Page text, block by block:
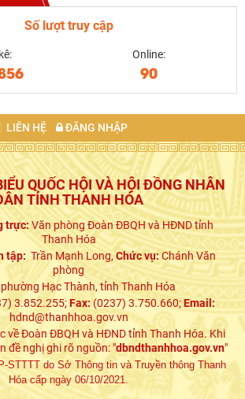
Số lượt truy cập
Online:
90
LIÊN HỆ ĐĂNG NHẬP
QUỐC HỘI VÀ HỘI ĐỒNG NHÂN
TỈNH THANH HÓA
trực:Văn phòng Đoàn ĐBQH và HĐND tỉnh
Thanh Hóa
tập: Trần Mạnh Long,Chức vụ:Chánh Văn
phòng
phường Hạc Thành, tỉnh Thanh Hóa
3.852.255;Fax:(0237) 3.750.660;Email:
hdnd@thanhhoa.gov.vn
về Đoàn ĐBQH và HĐND tỉnh Thanh Hóa. Khi
đề nghị ghi rõ nguồn: "dbndthanhhoa.gov.vn"
STTTT do Sở Thông tin và Truyền thông Thanh
Hóa cấp ngày 06/10/2021.